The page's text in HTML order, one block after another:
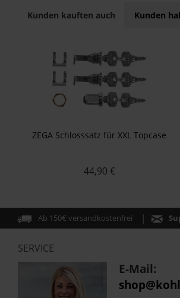
Kunden kauften auch Kunden
ZEGA Schlosssatz für XXL Topcase
44,90 €
Ab 150€ versandkostenfrei
SERVICE
E-Mail: